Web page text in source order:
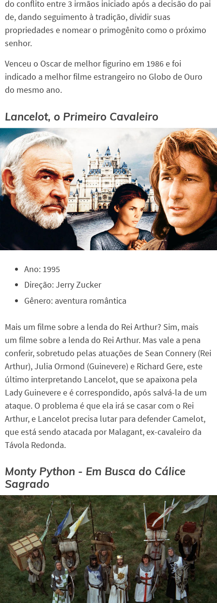
do conflito entre 3 irmãos iniciado após a decisão do pai
de, dando seguimento à tradição, dividir suas
propriedades e nomear o primogênito como o próximo
senhor.
Venceu o Oscar de melhor figurino em 1986 e foi
indicado a melhor filme estrangeiro no Globo de Ouro
do mesmo ano.
Lancelot, o Primeiro Cavaleiro
Ano: 1995
Direção: Jerry Zucker
Gênero: aventura romântica
Mais um filme sobre a lenda do Rei Arthur? Sim, mais
um filme sobre a lenda do Rei Arthur. Mas vale a pena
conferir, sobretudo pelas atuações de Sean Connery (Rei
Arthur), Julia Ormond (Guinevere) e Richard Gere, este
último interpretando Lancelot, que se apaixona pela
Lady Guinevere e é correspondido, após salvá-la de um
ataque. O problema é que ela irá se casar com o Rei
Arthur, e Lancelot precisa lutar para defender Camelot,
que está sendo atacada por Malagant, ex-cavaleiro da
Távola Redonda.
Monty Python - Em Busca do Cálice
Sagrado